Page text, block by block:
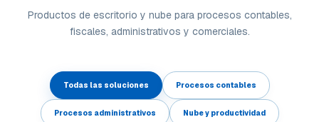
Productos de escritorio y nube para procesos contables,
fiscales, administrativos y comerciales.
Todas las soluciones Procesos contables
Procesos administrativos Nube y productividad